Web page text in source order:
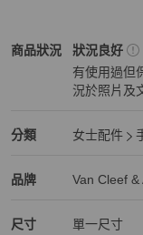
商品狀況
Van Cleef & Arpels女士
狀況良好
有使用過但
況於照片及
分類
Van Cleef & Arpels女
女士配件
品牌
Van Cleef & Arpels精品
Van Cleef &
Van Cleef & Arpels推
尺寸 單一尺寸